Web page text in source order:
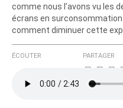
comme nous l’avons vu les
écrans en
comment diminuer cette
ÉCOUTER PARTAGER